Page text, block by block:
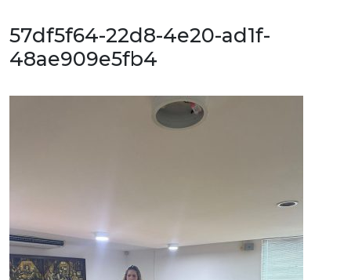
57df5f64-22d8-4e20-ad1f-
48ae909e5fb4